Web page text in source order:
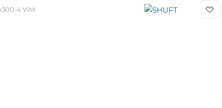
4 VIM